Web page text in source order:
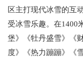
区主打现代冰雪的互
受冰雪乐趣。在1400
堡》《牡丹盛雪》《
度》《热力蹦蹦》《